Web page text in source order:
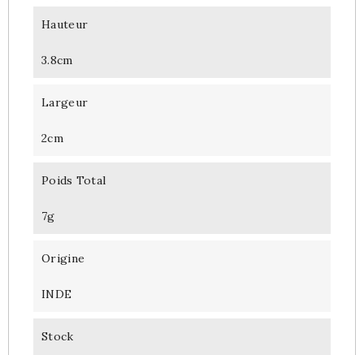
Hauteur
3.8cm
Largeur
2cm
Poids Total
7g
Origine
INDE
Stock